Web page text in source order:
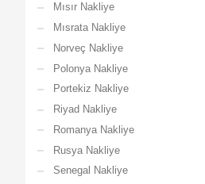
Mısır Nakliye
Mısrata Nakliye
Norveç Nakliye
Polonya Nakliye
Portekiz Nakliye
Riyad Nakliye
Romanya Nakliye
Rusya Nakliye
Senegal Nakliye